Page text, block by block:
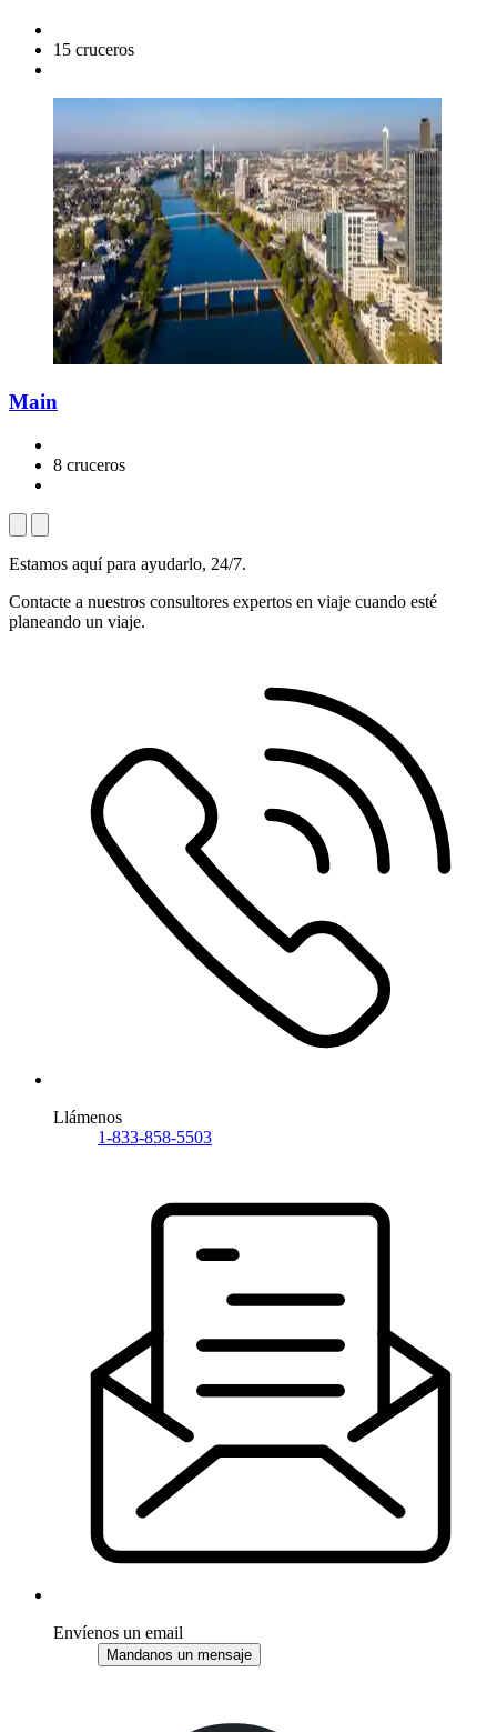
15 cruceros
Main
8 cruceros
Estamos aquí para ayudarlo, 24/7.
Contacte a nuestros consultores expertos en viaje cuando esté
planeando un viaje.
Llámenos
1-833-858-5503
Envíenos un email
Mandanos un mensaje